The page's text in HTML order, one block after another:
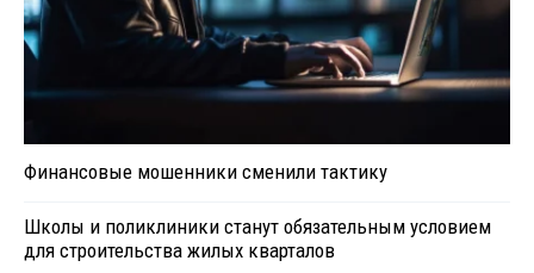
Финансовые мошенники сменили тактику
Школы и поликлиники станут обязательным условием
для строительства жилых кварталов